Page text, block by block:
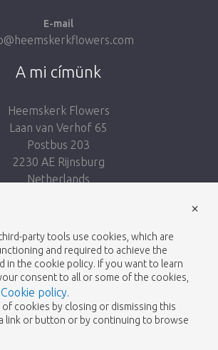
E-mail
A mi címünk
Heemskerk Flowers
Laan van Verhof 65
Postbus 203
2230 AE Rijnsburg
Netherlands
Flowers
party tools use cookies, which are
and required to achieve the
in the cookie policy. If you want to learn
consent to all or some of the cookies,
Cookie policy.
of cookies by closing or dismissing this
link or button or by continuing to browse
×